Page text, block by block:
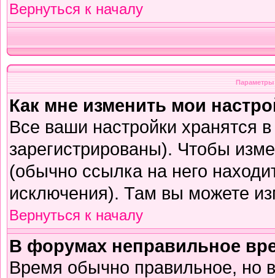
Вернуться к началу
Параметры
Как мне изменить мои
Все ваши настройки хранятся
зарегистрированы). Чтобы
(обычно ссылка на него
исключения). Там вы можете
Вернуться к началу
В форумах неправильное
Время обычно правильное, но